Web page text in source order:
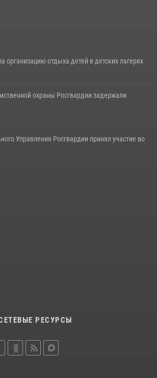
организацию отдыха детей в детских лагерях
охраны Росгвардии задержали
Управления Росгвардии принял участие во
РЕСУРСЫ